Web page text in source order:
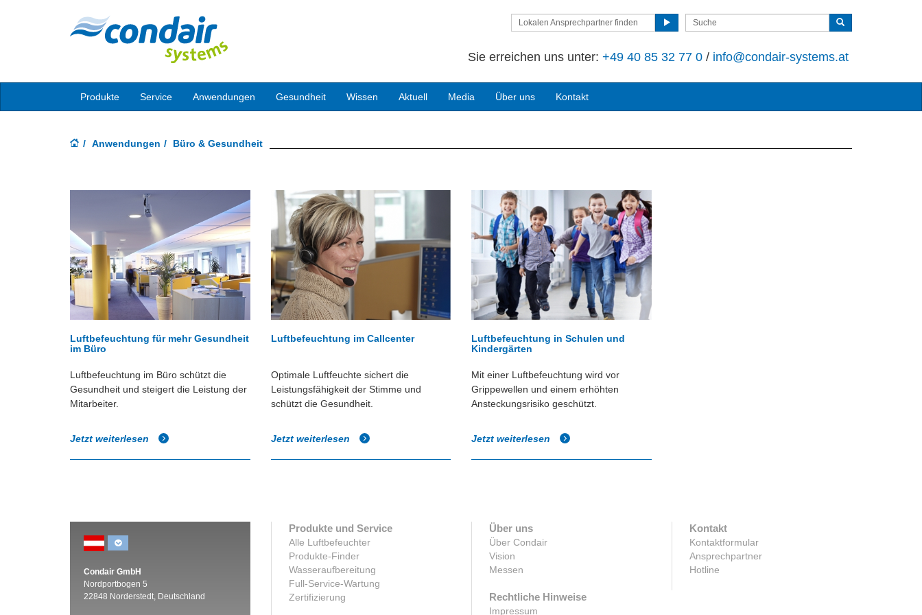
Lokalen Ansprechpartner finden
Sie erreichen uns unter: +49 40 85 32 77 0 / info@condair-systems.at
Produkte Service Anwendungen Gesundheit Wissen Aktuell Media Über uns Kontakt
Anwendungen Büro & Gesundheit
Luftbefeuchtung für mehr Gesundheit
im Büro
Luftbefeuchtung im Büro schützt die
Gesundheit und steigert die Leistung der
Mitarbeiter.
Jetzt weiterlesen
Luftbefeuchtung im Callcenter
Optimale Luftfeuchte sichert die
Leistungsfähigkeit der Stimme und
schützt die Gesundheit.
Jetzt weiterlesen
Luftbefeuchtung in Schulen und
Kindergärten
Mit einer Luftbefeuchtung wird vor
Grippewellen und einem erhöhten
Ansteckungsrisiko geschützt.
Jetzt weiterlesen
Condair GmbH
Nordportbogen 5
22848 Norderstedt, Deutschland
Produkte und Service
Alle Luftbefeuchter
Produkte-Finder
Wasseraufbereitung
Full-Service-Wartung
Zertifizierung
Über uns
Über Condair
Vision
Messen
Rechtliche Hinweise
Impressum
Kontakt
Kontaktformular
Ansprechpartner
Hotline